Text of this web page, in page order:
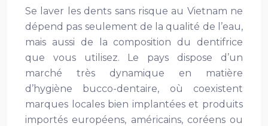
Se laver les dents sans risque au Vietnam ne
dépend pas seulement de la qualité de l’eau,
mais aussi de la composition du dentifrice
que vous utilisez. Le pays dispose d’un
marché très dynamique en matière
d’hygiène bucco-dentaire, où coexistent
marques locales bien implantées et produits
importés européens, américains, coréens ou